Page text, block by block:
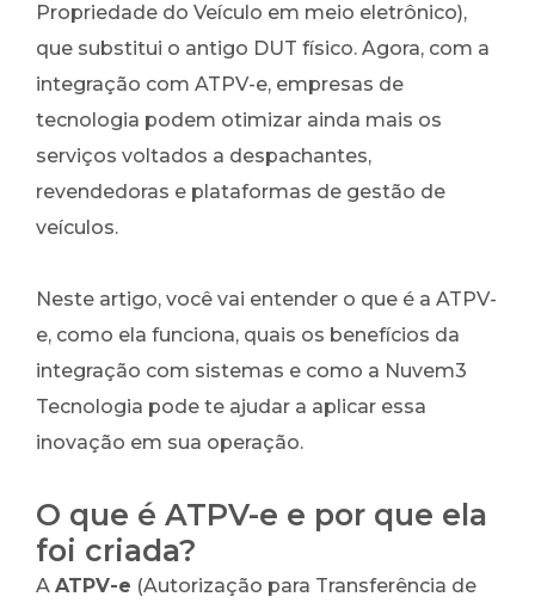
Propriedade do Veículo em meio eletrônico),
que substitui o antigo DUT físico. Agora, com a
integração com ATPV-e, empresas de
tecnologia podem otimizar ainda mais os
serviços voltados a despachantes,
revendedoras e plataformas de gestão de
veículos.
Neste artigo, você vai entender o que é a ATPV-
e, como ela funciona, quais os benefícios da
integração com sistemas e como a Nuvem3
Tecnologia pode te ajudar a aplicar essa
inovação em sua operação.
O que é ATPV-e e por que ela
foi criada?
A ATPV-e (Autorização para Transferência de